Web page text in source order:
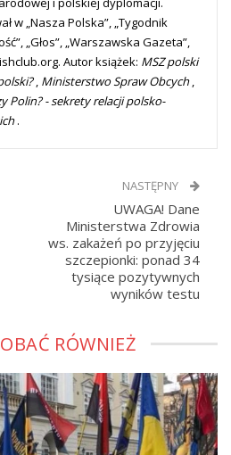
w „Nasza Polska”, „Tygodnik
„Głos”, „Warszawska Gazeta”,
Autor książek: MSZ polski
, Ministerstwo Spraw Obcych,
Polin? - sekrety relacji polsko-
.
NASTĘPNY
UWAGA! Dane
Ministerstwa Zdrowia
ws. zakażeń po przyjęciu
szczepionki: ponad 34
tysiące pozytywnych
wyników testu
RÓWNIEŻ